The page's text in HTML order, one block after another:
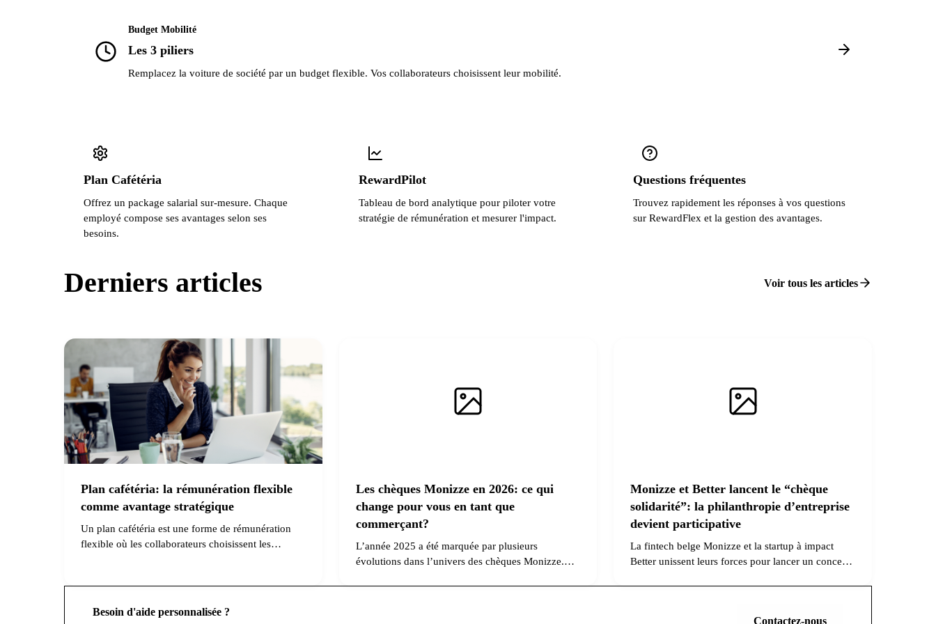
Budget Mobilité
Les 3 piliers
Remplacez la voiture de société par un budget flexible. Vos collaborateurs choisissent leur mobilité.
Plan Cafétéria
Offrez un package salarial sur-mesure. Chaque
employé compose ses avantages selon ses
besoins.
RewardPilot
Tableau de bord analytique pour piloter votre
stratégie de rémunération et mesurer l'impact.
Questions fréquentes
Trouvez rapidement les réponses à vos questions
sur RewardFlex et la gestion des avantages.
Derniers articles Voir tous les articles
Plan cafétéria: la rémunération flexible
comme avantage stratégique
Un plan cafétéria est une forme de rémunération
flexible où les collaborateurs choisissent les
c'est un atout stratégique pour votre entreprise.
Les chèques Monizze en 2026: ce qui
change pour vous en tant que
commerçant?
L’année 2025 a été marquée par plusieurs
évolutions dans l’univers des chèques Monizze.
Monizze et Better lancent le “chèque
solidarité”: la philanthropie d’entreprise
devient participative
La fintech belge Monizze et la startup à impact
Better unissent leurs forces pour lancer un concept
Besoin d'aide personnalisée ?
Contactez-nous